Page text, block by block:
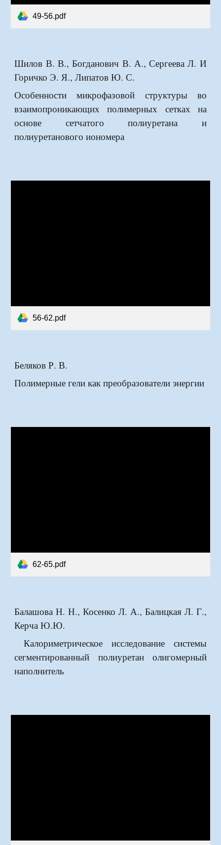
49-56.pdf
Шилов В. В., Богданович В. А., Сергеева Л. И
Горичко Э. Я., Липатов Ю. С.
Особенности микрофазовой структуры во
взаимопроникающих полимерных сетках на
основе сетчатого полиуретана и
полиуретанового иономера
56-62.pdf
Беляков Р. В.
Полимерные гели как преобразователи энергии
62-65.pdf
Балашова Н. Н., Косенко Л. А., Балицкая Л. Г.,
Керча Ю.Ю.
Калориметрическое исследование системы
сегментированный полиуретан олигомерный
наполнитель